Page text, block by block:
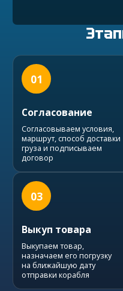
01
Согласование
Согласовываем условия,
маршрут, способ доставки
груза и подписываем
договор
03
Выкуп товара
Выкупаем товар,
назначаем его погрузку
на ближайшую дату
отправки корабля